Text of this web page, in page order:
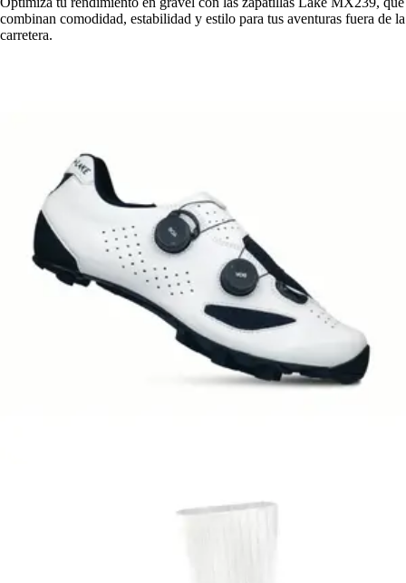
combinan comodidad, estabilidad y estilo para tus aventuras fuera de la
carretera.